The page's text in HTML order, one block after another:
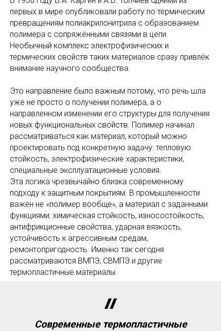
первых в мире опубликовали работу по термическим
превращениям полиакрилонитрила с образованием
полимера с сопряжёнными связями в цепи.
Необычный комплекс электрофизических и
термических свойств таких материалов сразу привлёк
внимание научного сообщества.
Это направление было важным потому, что речь шла
уже не просто о получении полимера, а о
направленном изменении его структуры для получения
новых функциональных свойств. Полимер начинал
рассматриваться как материал, который можно
проектировать под конкретную задачу: тепловую
стойкость, электрофизические характеристики,
специальные эксплуатационные условия.
Эта логика чрезвычайно близка современному
подходу к защитным покрытиям. В промышленности
важен не «полимер вообще», а материал с заданными
функциями: химическая стойкость, износостойкость,
антифрикционные свойства, ударная вязкость,
устойчивость к агрессивным средам,
ремонтопригодность. Именно так сегодня
рассматриваются ВМПЭ, СВМПЭ и другие
термопластичные материалы.
Современные термопластичные